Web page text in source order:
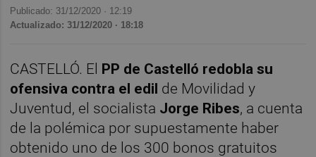
Publicado: 31/12/2020 · 12:19
Actualizado: 31/12/2020 · 18:18
CASTELLÓ. El PP de Castelló redobla su
ofensiva contra el edil de Movilidad y
Juventud, el socialista Jorge Ribes, a cuenta
de la polémica por supuestamente haber
obtenido uno de los 300 bonos gratuitos